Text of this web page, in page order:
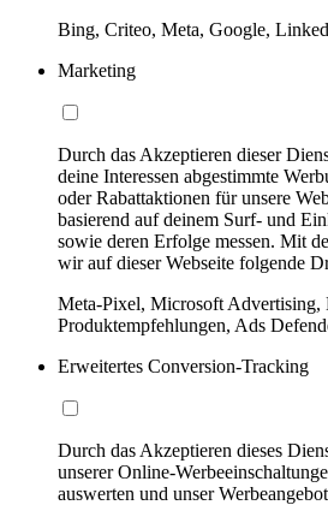
Bing, Criteo, Meta, Google,
Marketing
Durch das Akzeptieren dieser
deine Interessen abgestimmte
oder Rabattaktionen für unsere
basierend auf deinem Surf- und
sowie deren Erfolge messen. Mit
wir auf dieser Webseite folgende
Meta-Pixel, Microsoft Advertising,
Produktempfehlungen, Ads
Erweitertes Conversion-Tracking
Durch das Akzeptieren dieses
unserer Online-
auswerten und unser